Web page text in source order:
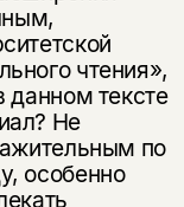
чтения»,
данном тексте
Не
по
особенно